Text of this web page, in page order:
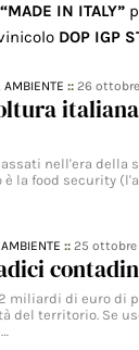
“MADE IN ITALY”
DOP IGP
AMBIENTE ::26
nell'era della
la food security
AMBIENTE ::25 ottobre
miliardi di euro di
del territorio. Se